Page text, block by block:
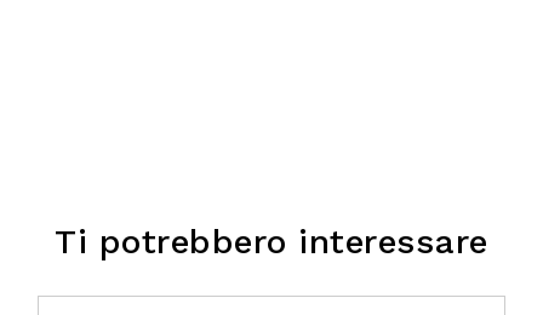
Ti potrebbero interessare